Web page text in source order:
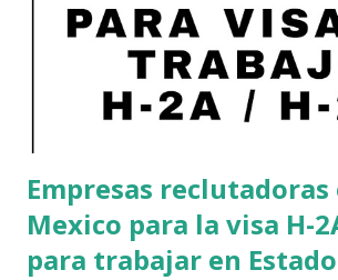
Empresas reclutadoras
Mexico para la visa H-
para trabajar en